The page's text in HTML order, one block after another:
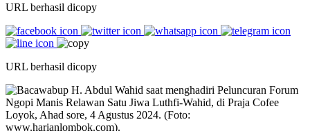
URL berhasil dicopy
URL berhasil dicopy